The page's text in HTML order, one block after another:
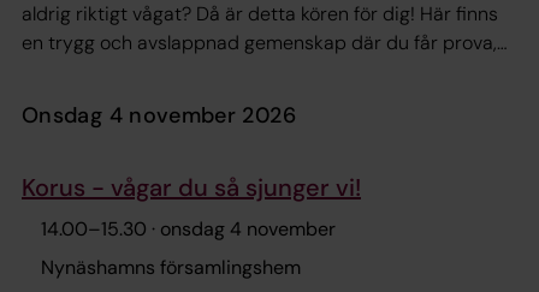
aldrig riktigt vågat? Då är detta kören för dig! Här finns
en trygg och avslappnad gemenskap där du får prova,
gudstjänster och verksamheter. Vi träffas i
avslutar med en gemensam fika. Vill du veta mer?
Kontakta körledare Roy Olofsson
onsdag 4 november 2026
Korus - vågar du så sjunger vi!
14.00–15.30 · onsdag 4 november
Nynäshamns församlingshem